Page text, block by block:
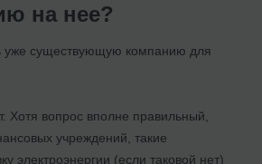
на нее?
уже существующую компанию для
Хотя вопрос вполне правильный,
учреждений, такие
электроэнергии (если таковой нет)